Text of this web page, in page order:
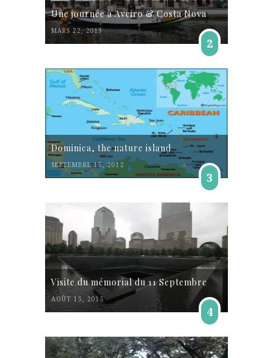
Une journée à Aveiro & Costa Nova
MARS 22, 2019
2
Dominica, the nature island
SEPTEMBRE 15, 2012
3
Visite du mémorial du 11 Septembre
AOÛT 15, 2015
4